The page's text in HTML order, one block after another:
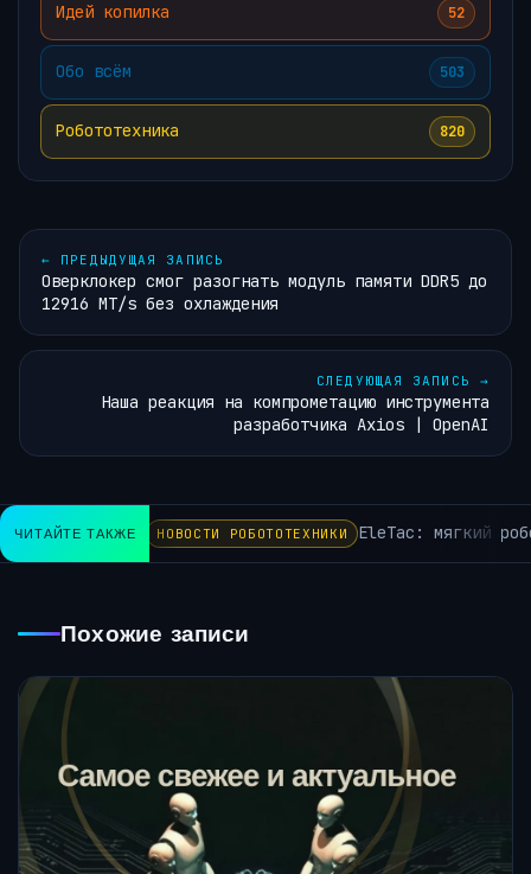
Идей копилка 52
Обо всём 503
Робототехника 820
← ПРЕДЫДУЩАЯ ЗАПИСЬ
Оверклокер смог разогнать модуль памяти DDR5 до
12916 MT/s без охлаждения
СЛЕДУЮЩАЯ ЗАПИСЬ →
Наша реакция на компрометацию инструмента
разработчика Axios | OpenAI
ЧИТАЙТЕ ТАКЖЕ НОВОСТИ РОБОТОТЕХНИКИ EleTac: мягкий
Похожие записи